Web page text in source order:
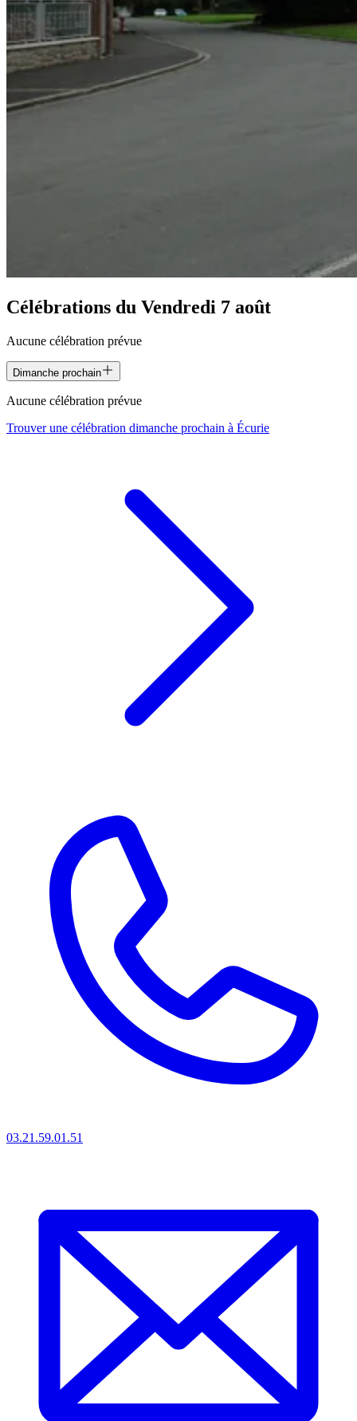
Célébrations du Vendredi 7 août
Aucune célébration prévue
Dimanche prochain
Aucune célébration prévue
Trouver une célébration dimanche prochain à Écurie
03.21.59.01.51